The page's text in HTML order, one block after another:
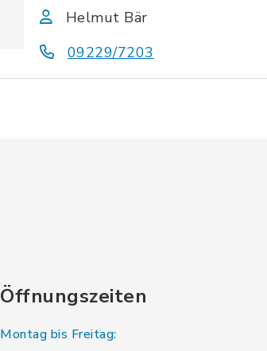
Helmut Bär
09229/7203
Öffnungszeiten
Montag bis Freitag: